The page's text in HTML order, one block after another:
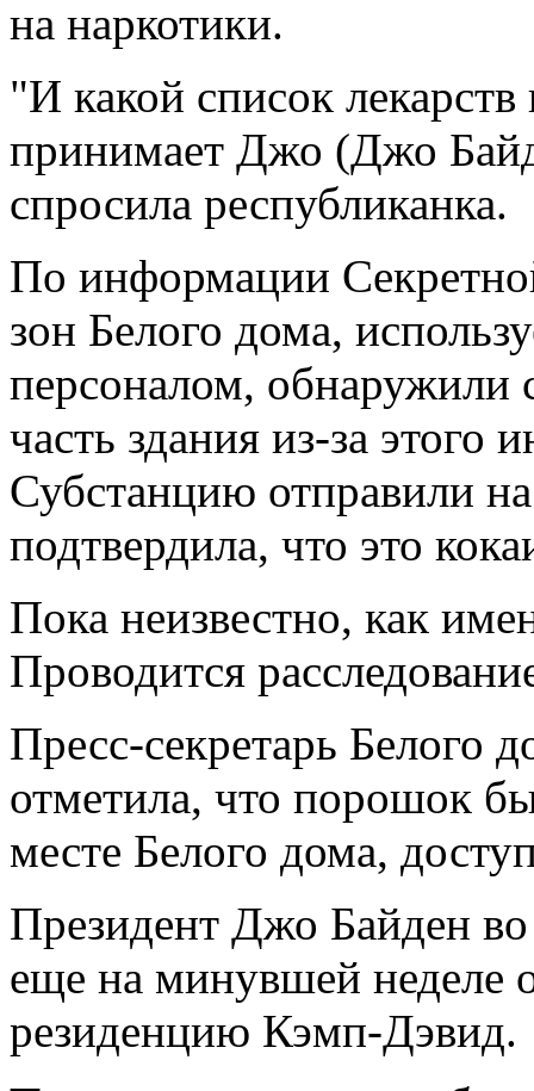
на наркотики.
"И какой список
принимает Джо (Джо
спросила республиканка.
По информации
зон Белого дома,
персоналом, обнаружили
часть здания из-за этого
Субстанцию отправили на
подтвердила, что это
Пока неизвестно, как
Проводится
Пресс-секретарь Белого
отметила, что порошок
месте Белого дома,
Президент Джо Байден во
еще на минувшей неделе
резиденцию Кэмп-Дэвид.